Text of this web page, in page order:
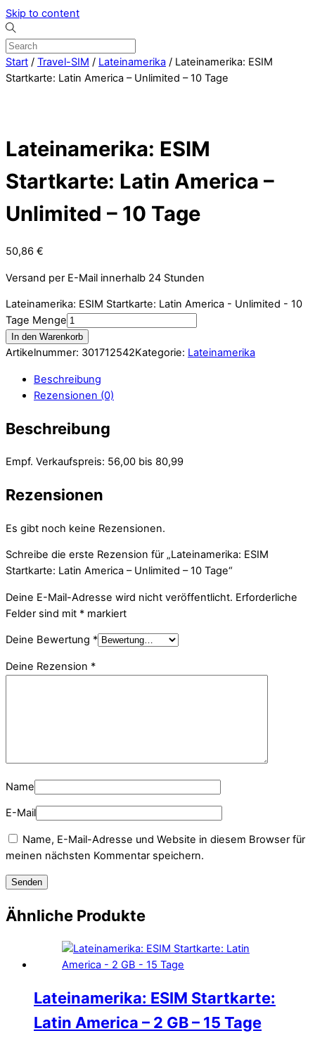
Skip to content
Start / Travel-SIM / Lateinamerika / Lateinamerika: ESIM
Startkarte: Latin America – Unlimited – 10 Tage
Lateinamerika: ESIM
Startkarte: Latin America –
Unlimited – 10 Tage
50,86 €
Versand per E-Mail innerhalb 24 Stunden
Lateinamerika: ESIM Startkarte: Latin America - Unlimited - 10
Tage Menge
In den Warenkorb
Artikelnummer: 301712542Kategorie: Lateinamerika
Beschreibung
Rezensionen (0)
Beschreibung
Empf. Verkaufspreis: 56,00 bis 80,99
Rezensionen
Es gibt noch keine Rezensionen.
Schreibe die erste Rezension für „Lateinamerika: ESIM
Startkarte: Latin America – Unlimited – 10 Tage“
Deine E-Mail-Adresse wird nicht veröffentlicht. Erforderliche
Felder sind mit * markiert
Deine Bewertung *
Deine Rezension *
Name
E-Mail
Name, E-Mail-Adresse und Website in diesem Browser für
meinen nächsten Kommentar speichern.
Ähnliche Produkte
Lateinamerika: ESIM Startkarte:
Latin America – 2 GB – 15 Tage